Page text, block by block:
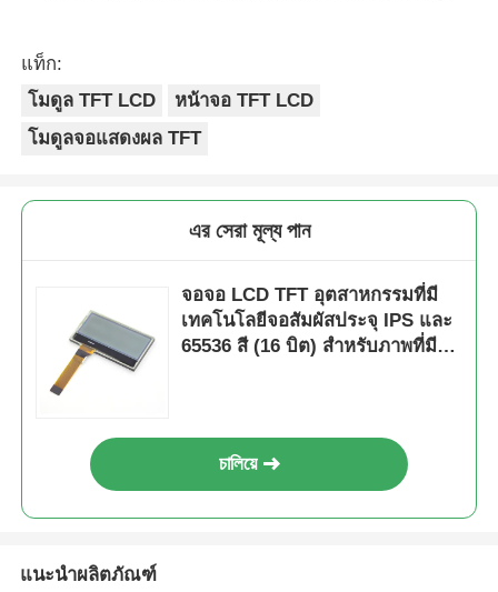
แท็ก:
โมดูล TFT LCD
หน้าจอ TFT LCD
โมดูลจอแสดงผล TFT
এর সেরা মূল্য পান
จอจอ LCD TFT อุตสาหกรรมที่มี
เทคโนโลยีจอสัมผัสประจุ IPS และ
65536 สี (16 บิต) สําหรับภาพที่มี
চালিয়ে
แนะนำผลิตภัณฑ์